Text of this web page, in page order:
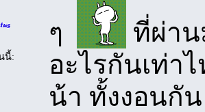
นี้:
ๆ
ที่ผ่า
อะไรกันเท่า
น้า ทั้งงอนกั